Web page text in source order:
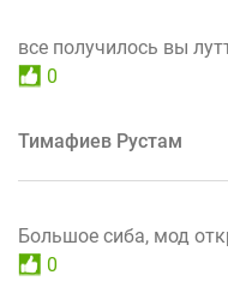
все получилось вы
0
Тимафиев Рустам
Большое сиба, мод
0